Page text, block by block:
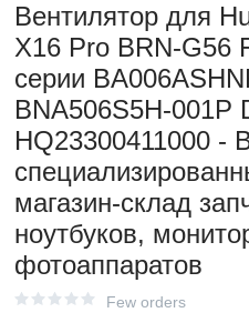
Вентилятор для
X16 Pro BRN-G56
серии
BNA506S5H-001P
HQ23300411000 -
магазин-склад
ноутбуков,
фотоаппаратов
Few orders